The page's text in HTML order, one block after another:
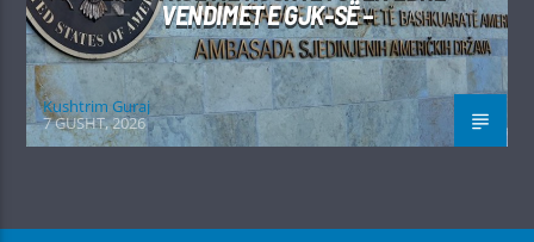
VENDIMET E GJK-SË –
Kushtrim Guraj
7 GUSHT, 2026